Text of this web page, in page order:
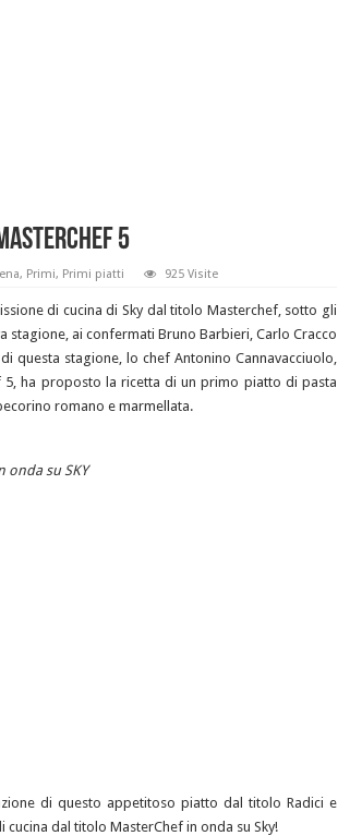
5
, Primi, Primi piatti 925 Visite
di cucina di Sky dal titolo Masterchef, sotto gli
ai confermati Bruno Barbieri, Carlo Cracco
questa stagione, lo chef Antonino Cannavacciuolo,
ha proposto la ricetta di un primo piatto di pasta
romano e marmellata.
onda su SKY
di questo appetitoso piatto dal titolo Radici e
dal titolo MasterChef in onda su Sky!